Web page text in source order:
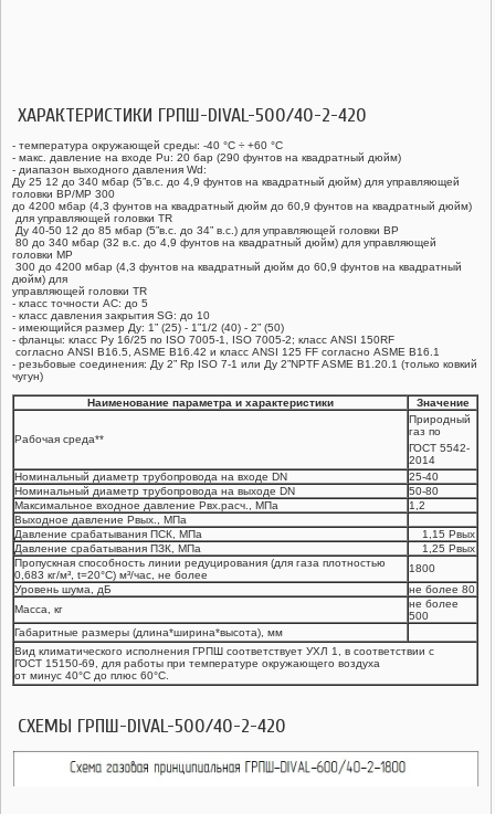
ХАРАКТЕРИСТИКИ ГРПШ-DIVAL-500/40-2-420
- температура окружающей среды: -40 °C ÷ +60 °C
- макс. давление на входе Pu: 20 бар (290 фунтов на квадратный дюйм)
- диапазон выходного давления Wd:
Ду 25 12 до 340 мбар (5”в.с. до 4,9 фунтов на квадратный дюйм) для управляющей
головки BP/MP 300
до 4200 мбар (4,3 фунтов на квадратный дюйм до 60,9 фунтов на квадратный дюйм)
для управляющей головки TR
Ду 40-50 12 до 85 мбар (5”в.с. до 34” в.с.) для управляющей головки BP
80 до 340 мбар (32 в.c. до 4,9 фунтов на квадратный дюйм) для управляющей
головки MP
300 до 4200 мбар (4,3 фунтов на квадратный дюйм до 60,9 фунтов на квадратный
дюйм) для
управляющей головки TR
- класс точности AC: до 5
- класс давления закрытия SG: до 10
- имеющийся размер Ду: 1” (25) - 1”1/2 (40) - 2” (50)
- фланцы: класс Ру 16/25 по ISO 7005-1, ISO 7005-2; класс ANSI 150RF
согласно ANSI B16.5, ASME B16.42 и класс ANSI 125 FF согласно ASME B16.1
- резьбовые соединения: Ду 2” Rp ISO 7-1 или Ду 2”NPTF ASME B1.20.1 (только ковкий
чугун)
Наименование параметра и характеристики Значение
Рабочая среда**
Природный
газ по
ГОСТ 5542-
2014
Номинальный диаметр трубопровода на входе DN
25-40
Номинальный диаметр трубопровода на выходе DN
50-80
Максимальное входное давление Рвх.расч., МПа
1,2
Выходное давление Рвых., МПа
Давление срабатывания ПСК, МПа
1,15 Рвых
Давление срабатывания ПЗК, МПа
1,25 Рвых
Пропускная способность линии редуцирования (для газа плотностью
0,683 кг/м³, t=20°С) м³/час, не более
1800
Уровень шума, дБ
не более 80
Масса, кг
не более
500
Габаритные размеры (длина*ширина*высота), мм
Вид климатического исполнения ГРПШ соответствует УХЛ 1, в соответствии с
ГОСТ 15150-69, для работы при температуре окружающего воздуха
от минус 40°С до плюс 60°С.
СХЕМЫ ГРПШ-DIVAL-500/40-2-420